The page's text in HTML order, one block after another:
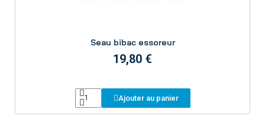
Seau bibac essoreur
19,80 €
Ajouter au panier